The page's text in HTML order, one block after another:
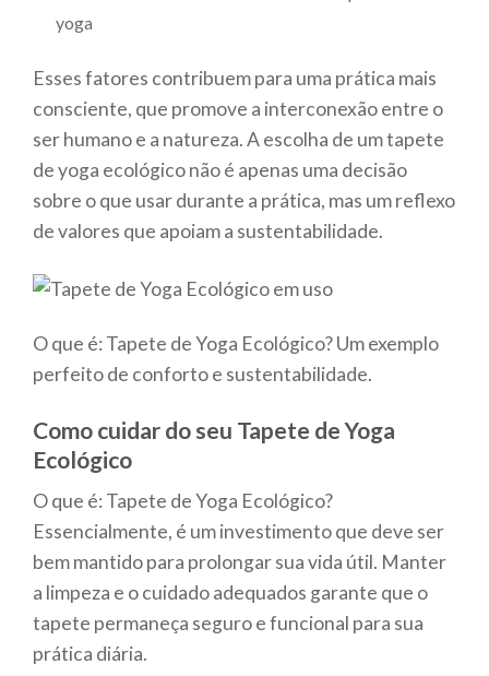
yoga
Esses fatores contribuem para uma prática mais
consciente, que promove a interconexão entre o
ser humano e a natureza. A escolha de um tapete
de yoga ecológico não é apenas uma decisão
sobre o que usar durante a prática, mas um reflexo
de valores que apoiam a sustentabilidade.
O que é: Tapete de Yoga Ecológico? Um exemplo
perfeito de conforto e sustentabilidade.
Como cuidar do seu Tapete de Yoga
Ecológico
O que é: Tapete de Yoga Ecológico?
Essencialmente, é um investimento que deve ser
bem mantido para prolongar sua vida útil. Manter
a limpeza e o cuidado adequados garante que o
tapete permaneça seguro e funcional para sua
prática diária.